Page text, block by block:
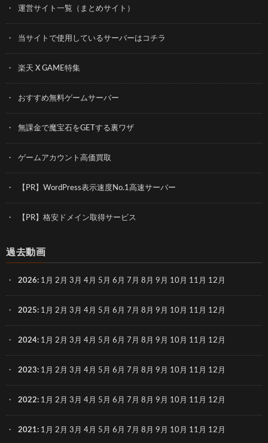
運営サイト一覧（まとめサイト）
当サイトで使用しているサーバーはコチラ
楽天 X GAME特集
おすすめ無料ゲームサーバー
無課金で魔宝石をGETする裏ワザ
ゲームアカウント高価買取
【PR】WordPress表示速度No.1高速サーバー
【PR】格安ドメイン取得サービス
過去動画
2026: 1月 2月 3月 4月 5月 6月 7月 8月 9月 10月 11月 12月
2025: 1月 2月 3月 4月 5月 6月 7月 8月 9月 10月 11月 12月
2024: 1月 2月 3月 4月 5月 6月 7月 8月 9月 10月 11月 12月
2023: 1月 2月 3月 4月 5月 6月 7月 8月 9月 10月 11月 12月
2022: 1月 2月 3月 4月 5月 6月 7月 8月 9月 10月 11月 12月
2021: 1月 2月 3月 4月 5月 6月 7月 8月 9月 10月 11月 12月